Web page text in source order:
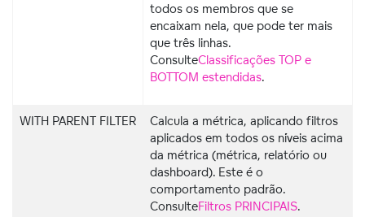
todos os membros que se
encaixam nela, que pode ter mais
que três linhas.
ConsulteClassificações TOP e
BOTTOM estendidas.
WITH PARENT FILTER
Calcula a métrica, aplicando filtros
aplicados em todos os níveis acima
da métrica (métrica, relatório ou
dashboard). Este é o
comportamento padrão.
ConsulteFiltros PRINCIPAIS.